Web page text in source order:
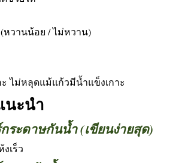
หวานน้อย / ไม่หวาน)
ะ ไม่หลุดแม้แก้วมีน้ำแข็งเกาะ
นะนำ
ระดาษกันน้ำ (เขียนง่ายสุด)
เร็ว